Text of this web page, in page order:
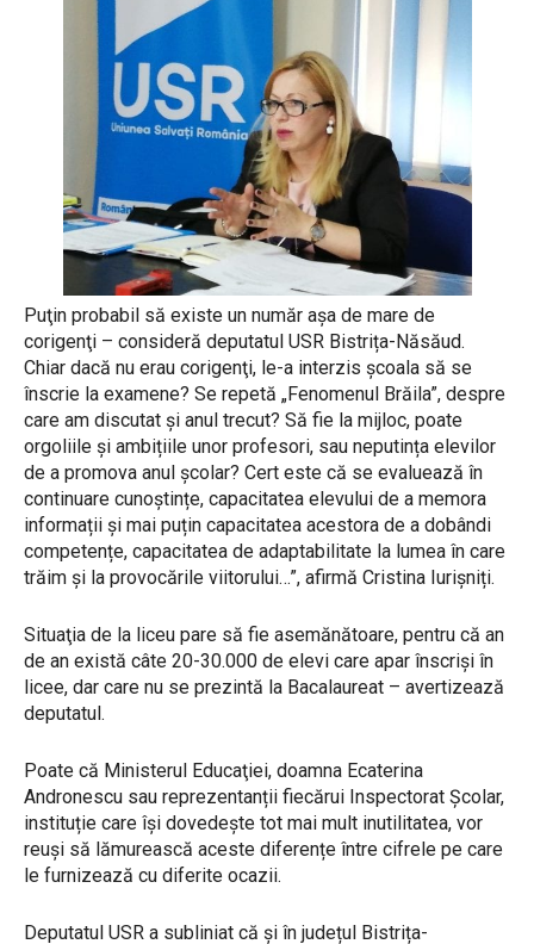
Puţin probabil să existe un număr aşa de mare de
corigenţi – consideră deputatul USR Bistrița-Năsăud.
Chiar dacă nu erau corigenţi, le-a interzis şcoala să se
înscrie la examene? Se repetă „Fenomenul Brăila”, despre
care am discutat și anul trecut? Să fie la mijloc, poate
orgoliile și ambițiile unor profesori, sau neputința elevilor
de a promova anul școlar? Cert este că se evaluează în
continuare cunoștințe, capacitatea elevului de a memora
informații și mai puțin capacitatea acestora de a dobândi
competențe, capacitatea de adaptabilitate la lumea în care
trăim și la provocările viitorului…”, afirmă Cristina Iurișniți.
Situaţia de la liceu pare să fie asemănătoare, pentru că an
de an există câte 20-30.000 de elevi care apar înscrişi în
licee, dar care nu se prezintă la Bacalaureat – avertizează
deputatul.
Poate că Ministerul Educaţiei, doamna Ecaterina
Andronescu sau reprezentanții fiecărui Inspectorat Școlar,
instituție care își dovedește tot mai mult inutilitatea, vor
reuși să lămurească aceste diferențe între cifrele pe care
le furnizează cu diferite ocazii.
Deputatul USR a subliniat că şi în județul Bistrița-